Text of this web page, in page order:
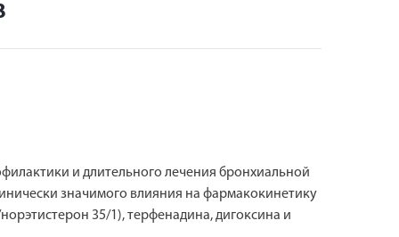
и длительного лечения бронхиальной
значимого влияния на фармакокинетику
35/1), терфенадина, дигоксина и